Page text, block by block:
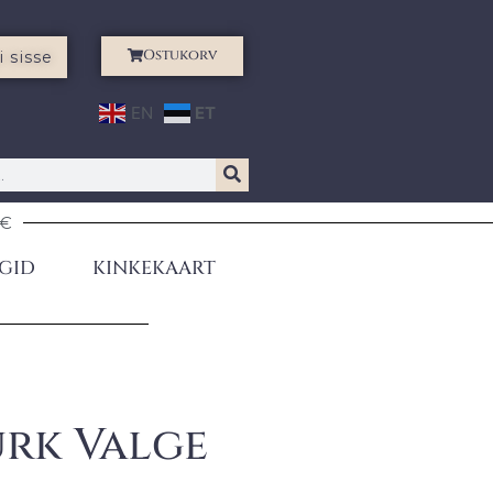
sisse Ostukorv
EN ET
KINKEKAART
Valge